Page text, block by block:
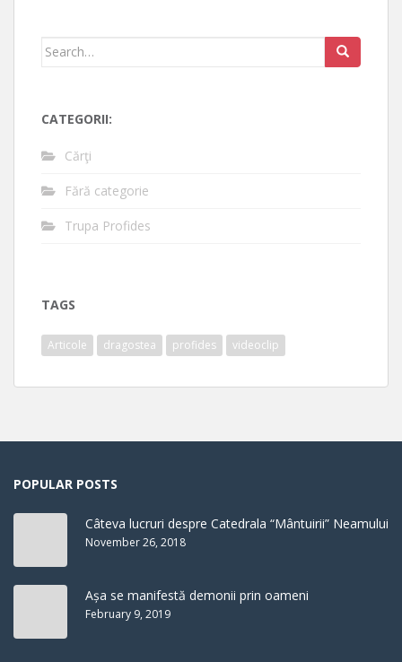
Search
CATEGORII:
Cărţi
Fără categorie
Trupa Profides
TAGS
Articole dragostea profides videoclip
POPULAR POSTS
Câteva lucruri despre Catedrala “Mântuirii” Neamului
November 26, 2018
Așa se manifestă demonii prin oameni
February 9, 2019